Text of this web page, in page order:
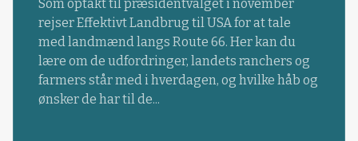
Som optakt til præsidentvalget i november
rejser Effektivt Landbrug til USA for at tale
med landmænd langs Route 66. Her kan du
lære om de udfordringer, landets ranchers og
farmers står med i hverdagen, og hvilke håb og
ønsker de har til de...